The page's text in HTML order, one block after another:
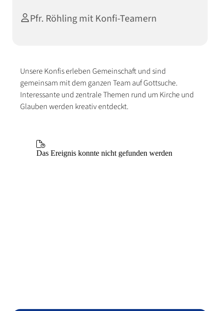
Pfr. Röhling mit Konfi-Teamern
Unsere Konfis erleben Gemeinschaft und sind
gemeinsam mit dem ganzen Team auf Gottsuche.
Interessante und zentrale Themen rund um Kirche und
Glauben werden kreativ entdeckt.